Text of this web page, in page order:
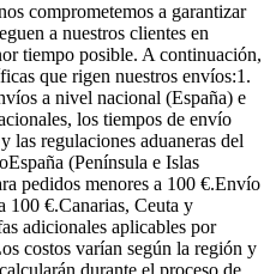
comprometemos a garantizar
a nuestros clientes en
tiempo posible. A continuación,
que rigen nuestros envíos:1.
a nivel nacional (España) e
los tiempos de envío
las regulaciones aduaneras del
(Península e Islas
pedidos menores a 100 €.Envío
100 €.Canarias, Ceuta y
adicionales aplicables por
costos varían según la región y